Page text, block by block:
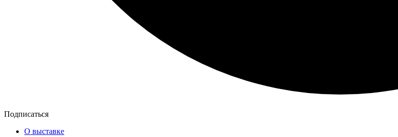
Подписаться
О выставке